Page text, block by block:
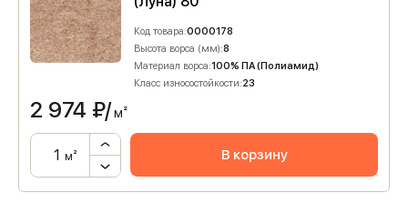
Код товара:0000178
Высота ворса (мм):8
Материал ворса:100% ПА (Полиамид)
Класс износостойкости:23
2 974 ₽/м²
м² В корзину